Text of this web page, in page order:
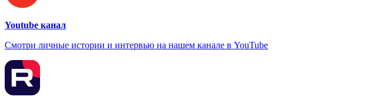
Youtube канал
Смотри личные истории и интервью на нашем канале в YouTube